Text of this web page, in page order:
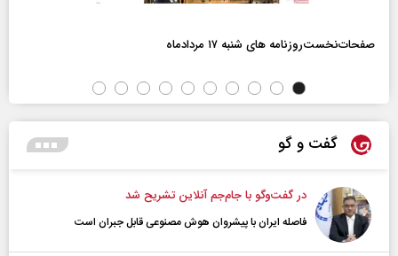
صفحات‌نخست‌روزنامه ها‌ی شنبه ۱۷ مردادماه
گفت و گو
در گفت‌و‌گو با جام‌جم آنلاین تشریح شد
فاصله ایران با پیشرو‌ان هوش مصنوعی قابل جبران است